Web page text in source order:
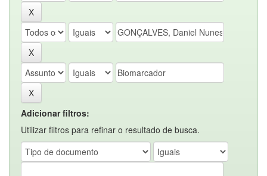
Adicionar filtros:
Utilizar filtros para refinar o resultado de busca.